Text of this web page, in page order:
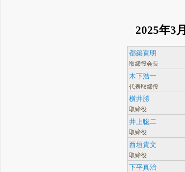
2025年3月
都築寛明
取締役会長
木下浩一
代表取締役
横井勝
取締役
井上聡二
取締役
西垣貴文
取締役
下平真治